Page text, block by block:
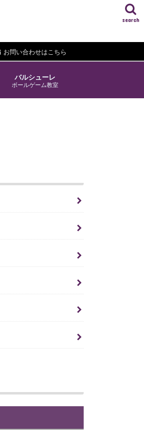
お問い合わせはこちら
search
バルシューレ
ボールゲーム教室